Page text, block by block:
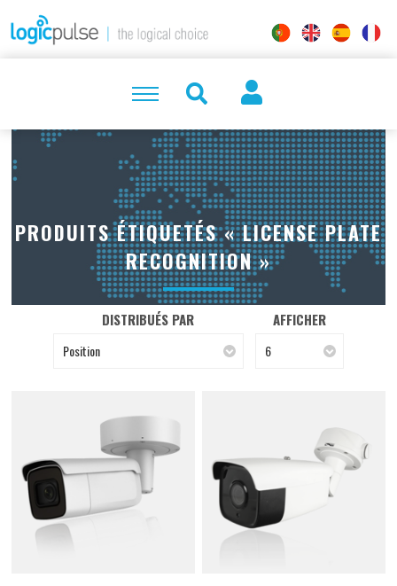
PRODUITS ÉTIQUETÉS « LICENSE PLATE
RECOGNITION »
DISTRIBUÉS PAR
Position
AFFICHER
6